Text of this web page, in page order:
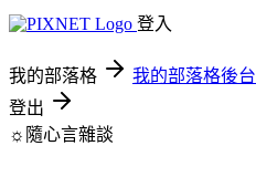
登入
我的部落格 我的部落格後台
登出
☼隨心言雜談